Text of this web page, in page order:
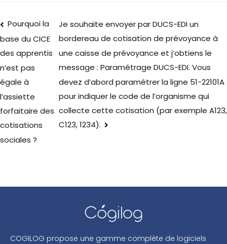
Pourquoi la
base du CICE
des apprentis
n’est pas
égale à
l’assiette
forfaitaire des
cotisations
sociales ?
Je souhaite envoyer par DUCS-EDI un
bordereau de cotisation de prévoyance à
une caisse de prévoyance et j’obtiens le
message : Paramétrage DUCS-EDI. Vous
devez d’abord paramétrer la ligne 51-22101A
pour indiquer le code de l’organisme qui
collecte cette cotisation (par exemple A123,
C123, 1234).
COGILOG propose une gamme complète de logiciels